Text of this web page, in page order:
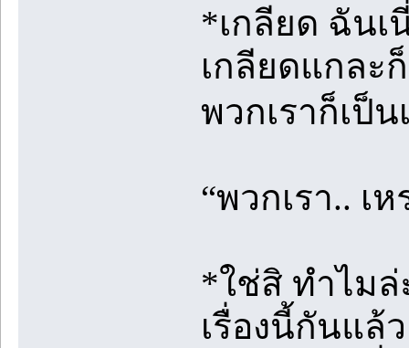
*เกลียด ฉัน
เกลียดแกละ
พวกเราก็เป็
“พวกเรา.. เห
*ใช่สิ ทำไมล่
เรื่องนี้กันแล้